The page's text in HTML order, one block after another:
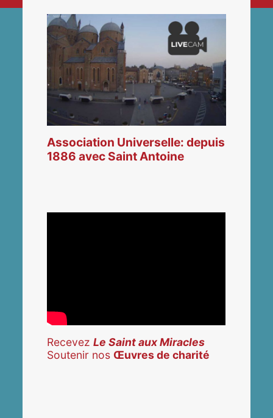
Association Universelle: depuis
1886 avec Saint Antoine
RecevezLe Saint aux Miracles
Soutenir nos Œuvres de charité